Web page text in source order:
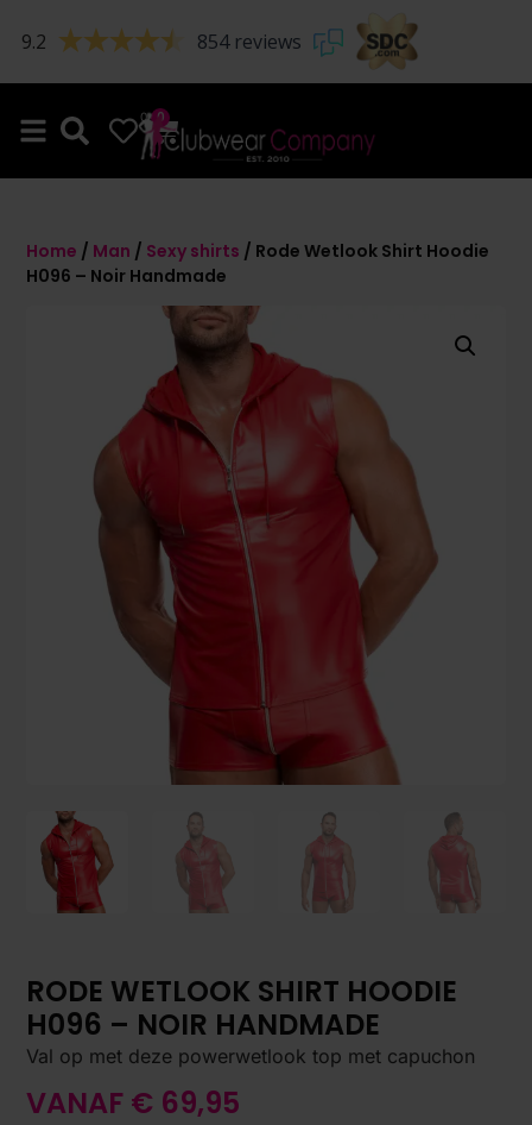
9.2 854 reviews
0 0
Home / Man / Sexy shirts / Rode Wetlook Shirt Hoodie
H096 – Noir Handmade
RODE WETLOOK SHIRT HOODIE
H096 – NOIR HANDMADE
Val op met deze powerwetlook top met capuchon
VANAF € 69,95